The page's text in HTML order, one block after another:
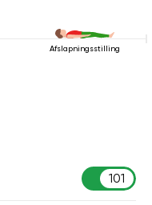
Afslapningsstilling
101